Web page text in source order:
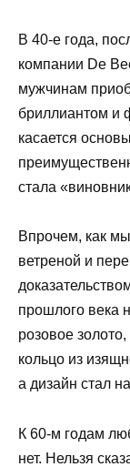
В 40-е года,
компании De
мужчинам
бриллиантом и
касается
стала
Впрочем, как
ветреной и
прошлого века
розовое
кольцо из
а дизайн стал
К 60-м годам
нет. Нельзя